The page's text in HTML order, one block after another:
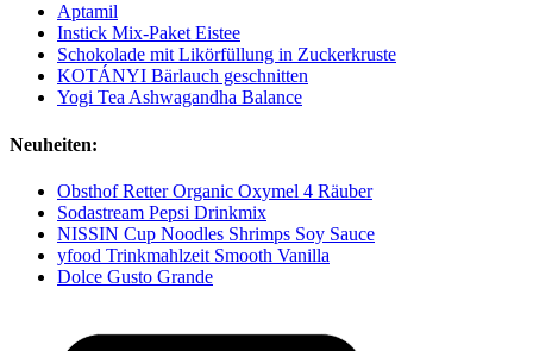
Aptamil
Instick Mix-Paket Eistee
Schokolade mit Likörfüllung in Zuckerkruste
KOTÁNYI Bärlauch geschnitten
Yogi Tea Ashwagandha Balance
Neuheiten:
Obsthof Retter Organic Oxymel 4 Räuber
Sodastream Pepsi Drinkmix
NISSIN Cup Noodles Shrimps Soy Sauce
yfood Trinkmahlzeit Smooth Vanilla
Dolce Gusto Grande